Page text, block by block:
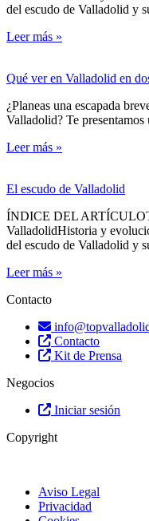
del escudo de Valladolid y
Leer más »
Qué ver en Valladolid en
¿Planeas una escapada
Valladolid? Te presentamos
Leer más »
El escudo de Valladolid
ÍNDICE DEL
ValladolidHistoria y
del escudo de Valladolid y
Leer más »
Contacto
Contacto
Kit de Prensa
Negocios
Iniciar sesión
Copyright
Aviso Legal
Privacidad